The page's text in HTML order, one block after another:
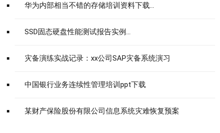
华为内部相当不错的存储培训资料下载...
SSD固态硬盘性能测试报告实例...
灾备演练实战记录：xx公司SAP灾备系统演习
中国银行业务连续性管理培训ppt下载
某财产保险股份有限公司信息系统灾难恢复预案